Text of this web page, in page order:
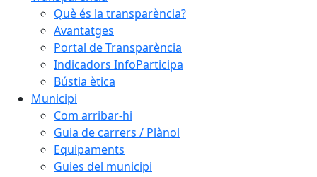
Què és la transparència?
Avantatges
Portal de Transparència
Indicadors InfoParticipa
Bústia ètica
Municipi
Com arribar-hi
Guia de carrers / Plànol
Equipaments
Guies del municipi